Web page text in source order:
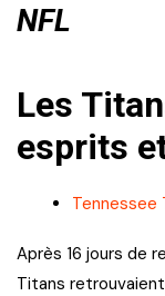
NFL
Les
esprits
Tennessee
Après 16 jours de
Titans